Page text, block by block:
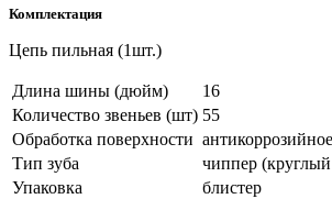
Комплектация
Цепь пильная (1шт.)
Длина шины (дюйм)
16
Количество звеньев (шт) 55
Обработка поверхности
Тип зуба
чиппер (круглый
Упаковка
блистер